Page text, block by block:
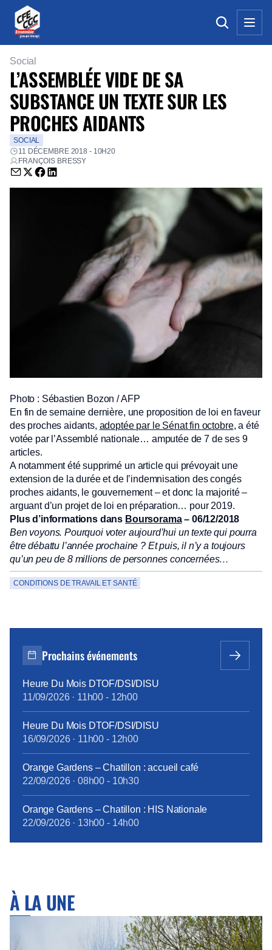
Social
L’ASSEMBLÉE VIDE DE SA
SUBSTANCE UN TEXTE SUR LES
PROCHES AIDANTS
SOCIAL
11 DÉCEMBRE 2018 - 10H20
FRANÇOIS BRESSY
Envoyer par email (nouvelle fenêtre)
Partager sur Twitter (nouvelle fenêtre)
Partager sur Facebook (nouvelle fenêtre)
Partager sur LinkedIn (nouvelle fenêtre)
Photo : Sébastien Bozon / AFP
En fin de semaine dernière, une proposition de loi en faveur
des proches aidants, adoptée par le Sénat fin octobre, a été
votée par l’Assemblé nationale… amputée de 7 de ses 9
articles.
A notamment été supprimé un article qui prévoyait une
extension de la durée et de l’indemnisation des congés
proches aidants, le gouvernement – et donc la majorité –
arguant d’un projet de loi en préparation… pour 2019.
Plus d’informations dans Boursorama– 06/12/2018
Ben voyons. Pourquoi voter aujourd’hui un texte qui pourra
être débattu l’année prochaine ? Et puis, il n’y a toujours
qu’un peu de 8 millions de personnes concernées…
CONDITIONS DE TRAVAIL ET SANTÉ
Prochains événements
Heure Du Mois DTOF/DSI/DISU
11/09/2026· 11h00 - 12h00
Heure Du Mois DTOF/DSI/DISU
16/09/2026· 11h00 - 12h00
Orange Gardens – Chatillon : accueil café
22/09/2026· 08h00 - 10h30
Orange Gardens – Chatillon : HIS Nationale
22/09/2026· 13h00 - 14h00
À LA UNE